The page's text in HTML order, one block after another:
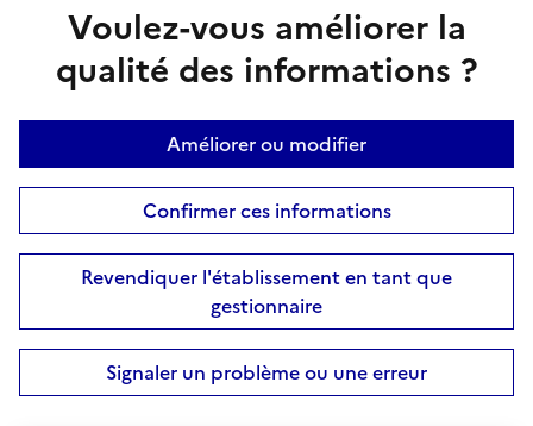
Voulez-vous améliorer la
qualité des informations ?
Améliorer ou modifier
Confirmer ces informations
Revendiquer l'établissement en tant que
gestionnaire
Signaler un problème ou une erreur